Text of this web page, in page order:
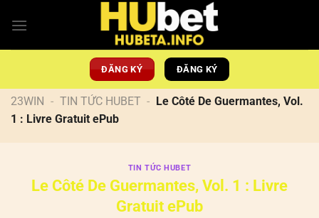
đến
ĐĂNG KÝ ĐĂNG KÝ
23WIN - TIN TỨC HUBET - Le Côté De Guermantes, Vol.
1 : Livre Gratuit ePub
TIN TỨC HUBET
Le Côté De Guermantes, Vol. 1 : Livre
Gratuit ePub